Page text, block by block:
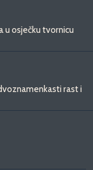
u osječku tvornicu
rast i